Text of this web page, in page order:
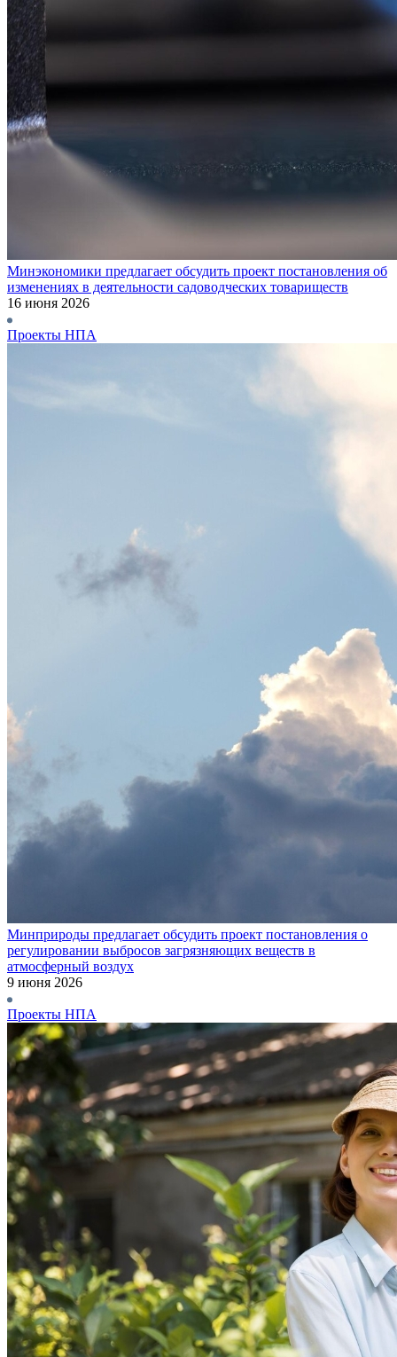
Минэкономики предлагает обсудить проект постановления об
изменениях в деятельности садоводческих товариществ
16 июня 2026
Проекты НПА
Минприроды предлагает обсудить проект постановления о
регулировании выбросов загрязняющих веществ в
атмосферный воздух
9 июня 2026
Проекты НПА